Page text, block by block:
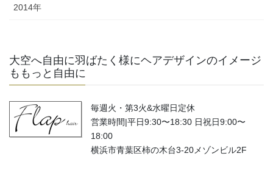
2014年
大空へ自由に羽ばたく様にヘアデザインのイメージ
ももっと自由に
毎週火・第3火&水曜日定休
営業時間|平日9:30〜18:30 日祝日9:00〜
18:00
横浜市青葉区柿の木台3-20メゾンビル2F